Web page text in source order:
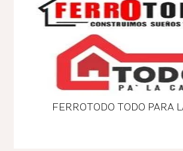
FERROTODO TODO PARA